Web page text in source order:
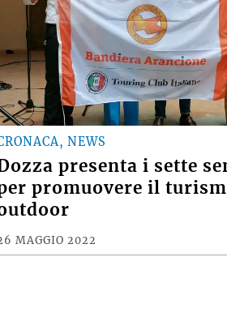
NEWS
presenta i sette
promuovere il
MAGGIO 2022